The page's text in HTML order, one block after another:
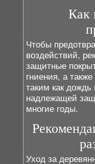
Как
Чтобы
воздействий,
защитные
гниения, а
таким как
надлежащей
многие годы.
Уход за